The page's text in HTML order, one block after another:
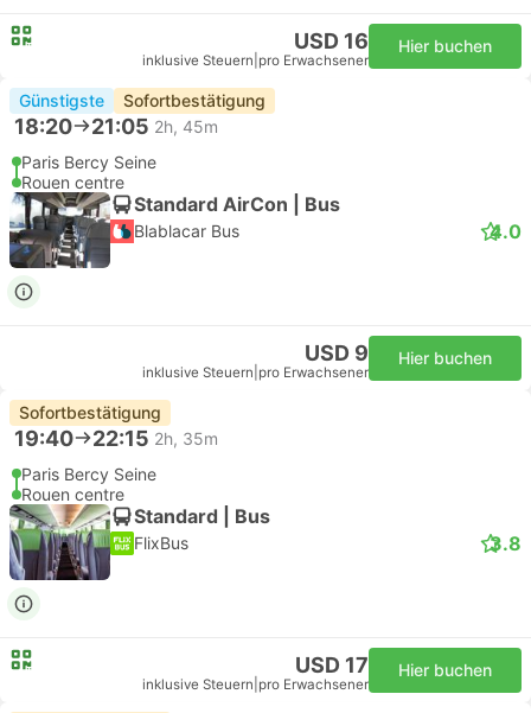
USD 16
inklusive Steuern pro Erwachsener
Hier buchen
Günstigste Sofortbestätigung
18:20 21:05 2h, 45m
Paris Bercy Seine
Rouen centre
Standard AirCon | Bus
Blablacar Bus 4.0
USD 9
inklusive Steuern pro Erwachsener
Hier buchen
Sofortbestätigung
19:40 22:15 2h, 35m
Paris Bercy Seine
Rouen centre
Standard | Bus
FlixBus 3.8
USD 17
inklusive Steuern pro Erwachsener
Hier buchen